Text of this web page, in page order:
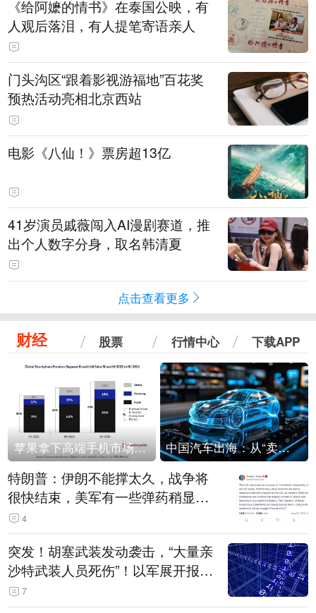
《给阿嬷的情书》在泰国公映，有
人观后落泪，有人提笔寄语亲人
门头沟区“跟着影视游福地”百花奖
预热活动亮相北京西站
电影《八仙！》票房超13亿
41岁演员戚薇闯入AI漫剧赛道，推
出个人数字分身，取名韩清夏
点击查看更多
财经 股票 行情中心 下载APP
苹果拿下高端手机市场65%的份额：iPhone 17系列功不可没 中国汽车出海：从“卖出去”到“走进去”
特朗普：伊朗不能撑太久，战争将
很快结束，美军有一些弹药稍显紧
张！伊朗公布拟议的海峡管理文本
4
突发！胡塞武装发动袭击，“大量亲
沙特武装人员死伤”！以军展开报复
性空袭
7